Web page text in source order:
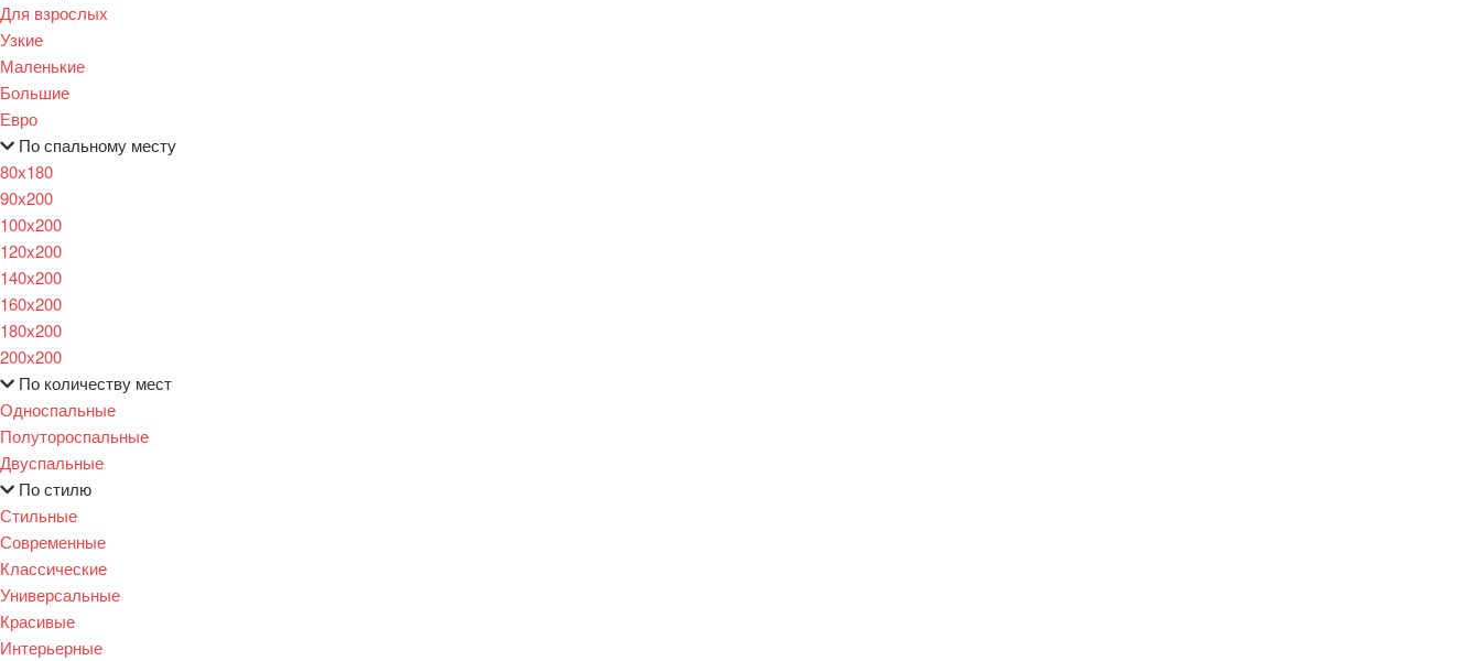
Для взрослых
Узкие
Маленькие
Большие
Евро
По спальному месту
80х180
90х200
100х200
120x200
140х200
160х200
180х200
200х200
По количеству мест
Односпальные
Полутороспальные
Двуспальные
По стилю
Стильные
Современные
Классические
Универсальные
Красивые
Интерьерные